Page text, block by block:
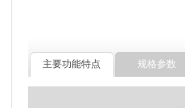
主要功能特点 规格参数